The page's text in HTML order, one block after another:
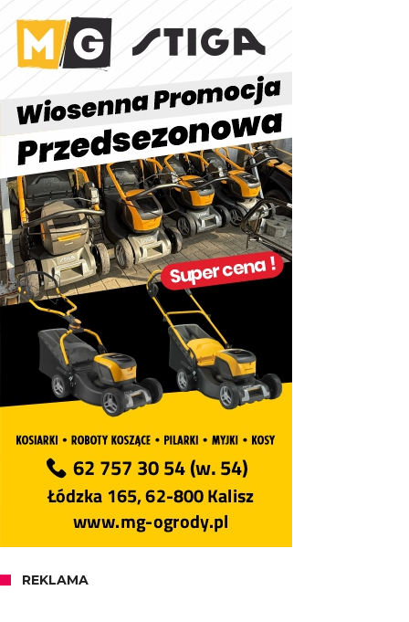
REKLAMA